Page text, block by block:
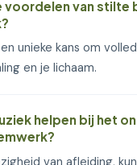
voordelen van stilte
unieke kans om
en je lichaam.
helpen bij het